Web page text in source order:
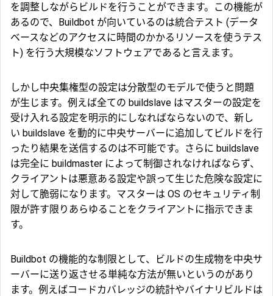
を調整しながらビルドを行うことができます。この機能が
あるので、Buildbot が向いているのは統合テスト (データ
ベースなどのアクセスに時間のかかるリソースを使うテス
ト) を行う大規模なソフトウェアであると言えます。
しかし中央集権型の設定は分散型のモデルで使うと問題
が生じます。例えば全ての buildslave はマスターの設定を
受け入れる設定を明示的にしなればならないので、新し
い buildslave を動的に中央サーバーに追加してビルドを行
ったり結果を送信するのは不可能です。さらに buildslave
は完全に buildmaster によって制御されなければならず、
クライアントは悪意ある設定や誤って生じた危険な設定に
対して脆弱になります。マスターは OS のセキュリティ制
限が許す限りあらゆることをクライアントに指示できま
す。
Buildbot の機能的な制限として、ビルドの生成物を中央サ
ーバーに送り返させる単純な方法が無いというのがあり
ます。例えばコードカバレッジの統計やバイナリビルドは